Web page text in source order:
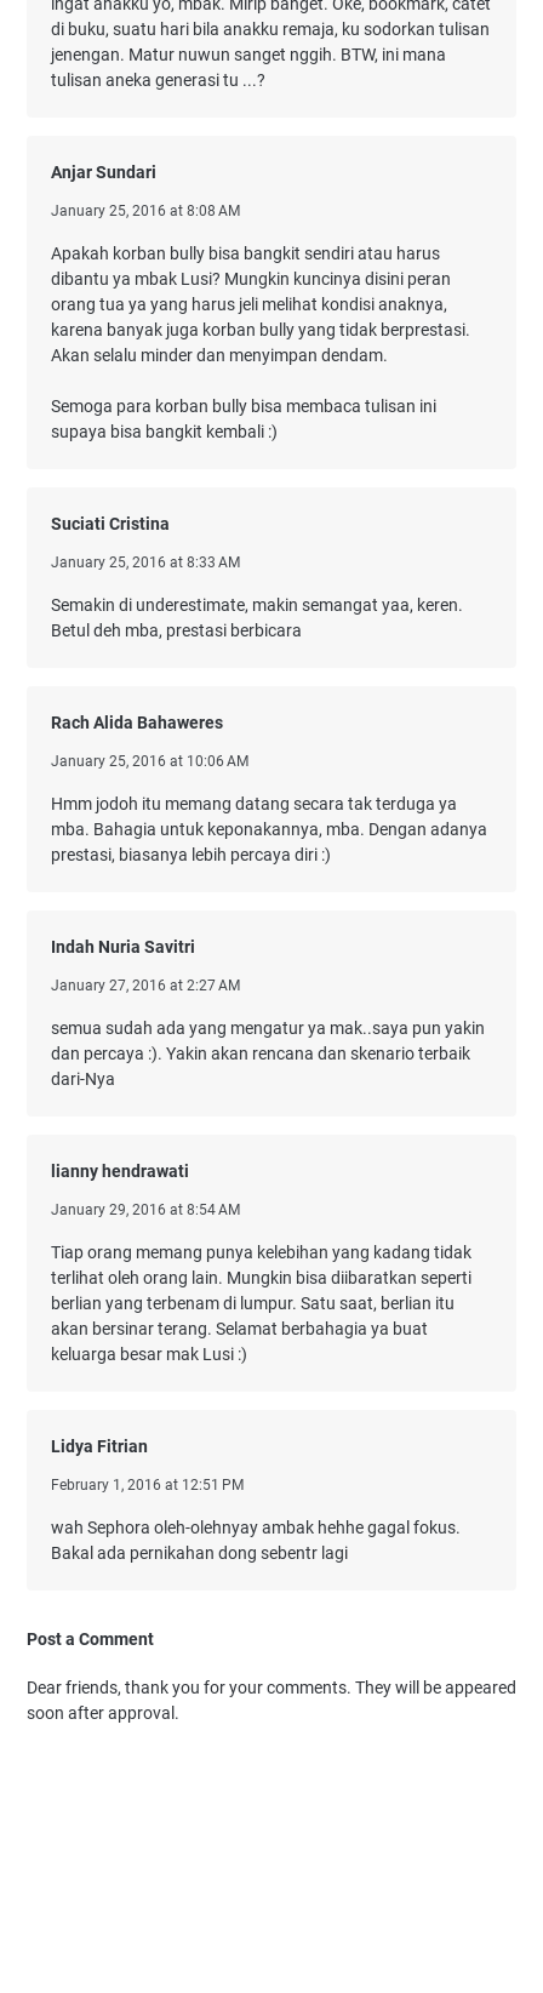
ingat anakku yo, mbak. Mirip banget. Oke, bookmark, catet
di buku, suatu hari bila anakku remaja, ku sodorkan tulisan
jenengan. Matur nuwun sanget nggih. BTW, ini mana
tulisan aneka generasi tu ...?
Anjar Sundari
January 25, 2016 at 8:08 AM
Apakah korban bully bisa bangkit sendiri atau harus
dibantu ya mbak Lusi? Mungkin kuncinya disini peran
orang tua ya yang harus jeli melihat kondisi anaknya,
karena banyak juga korban bully yang tidak berprestasi.
Akan selalu minder dan menyimpan dendam.
Semoga para korban bully bisa membaca tulisan ini
supaya bisa bangkit kembali :)
Suciati Cristina
January 25, 2016 at 8:33 AM
Semakin di underestimate, makin semangat yaa, keren.
Betul deh mba, prestasi berbicara
Rach Alida Bahaweres
January 25, 2016 at 10:06 AM
Hmm jodoh itu memang datang secara tak terduga ya
mba. Bahagia untuk keponakannya, mba. Dengan adanya
prestasi, biasanya lebih percaya diri :)
Indah Nuria Savitri
January 27, 2016 at 2:27 AM
semua sudah ada yang mengatur ya mak..saya pun yakin
dan percaya :). Yakin akan rencana dan skenario terbaik
dari-Nya
lianny hendrawati
January 29, 2016 at 8:54 AM
Tiap orang memang punya kelebihan yang kadang tidak
terlihat oleh orang lain. Mungkin bisa diibaratkan seperti
berlian yang terbenam di lumpur. Satu saat, berlian itu
akan bersinar terang. Selamat berbahagia ya buat
keluarga besar mak Lusi :)
Lidya Fitrian
February 1, 2016 at 12:51 PM
wah Sephora oleh-olehnyay ambak hehhe gagal fokus.
Bakal ada pernikahan dong sebentr lagi
Post a Comment
Dear friends, thank you for your comments. They will be appeared
soon after approval.